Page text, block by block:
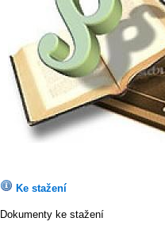
Ke stažení
Dokumenty ke stažení